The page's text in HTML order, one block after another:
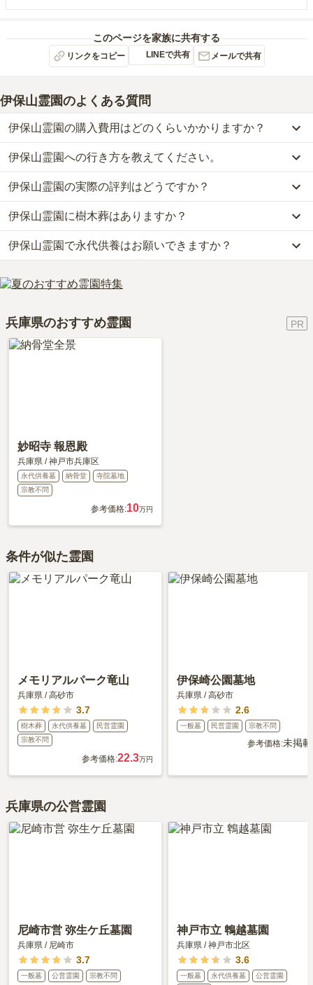
このページを家族に共有する
リンクをコピー LINEで共有 メールで共有
伊保山霊園のよくある質問
伊保山霊園の購入費用はどのくらいかかりますか？
伊保山霊園では、一般墓が約45万円(墓石代別)から、樹木葬が約40
万円から、永代供養墓が約14.3万円からお求めいただけます。
なお、伊保山霊園がある兵庫県の相場は、一般墓が約85万円（墓石
代別途）、樹木葬が約59万円、永代供養墓が約55万円です。
お墓は、価格が高いものがよい、安いものが悪い、という訳ではあ
きる場所を選ぶことです。
伊保山霊園への行き方を教えてください。
公共交通機関の場合、高砂市バスに乗車、「中筋東バス停」下車徒
歩約15分です。
詳しいルートや地図は、本ページの「地図・交通アクセス」欄をご
確認ください。
伊保山霊園の実際の評判はどうですか？
当サイトに寄せられた総合評価は、4.4点です。特に交通利便性が
高く評価されています。
利用者様からは「事前に準備をして持っていきます。車での道中に
イオンや、ホームセンターなど、お買い物しやすい幹線道路が２つ
あります。お食事施設もございませんが、幹線道路に様々な種類が
伊保山霊園に樹木葬はありますか？
はい、伊保山霊園には1種類の樹木葬がございます。
費用は、約40万円からとなっております。
伊保山霊園がある兵庫県の樹木葬の相場価格は、約59万円です。
樹木葬について詳しく知りたい方は『
伊保山霊園で永代供養はお願いできますか？
はい、伊保山霊園は永代供養に対応しています。
費用は、約14.3万円からとなっております。
す。
永代供養について詳しく知りたい方は『
解説！ 』をご覧ください。
兵庫県のおすすめ霊園
妙昭寺 報恩殿
兵庫県 /神戸市兵庫区
永代供養墓 納骨堂
寺院墓地
宗教不問
参考価格:10万円
条件が似た霊園
メモリアルパーク竜山
兵庫県 /高砂市
3.7
樹木葬 永代供養墓
民営霊園
宗教不問
参考価格:22.3万円
伊保崎公園墓地
兵庫県 /高砂市
2.6
一般墓 民営霊園 宗教不問
参考価格:未掲載
兵庫県の公営霊園
尼崎市営 弥生ケ丘墓園
兵庫県 / 尼崎市
3.7
一般墓 公営霊園 宗教不問
神戸市立 鵯越墓園
兵庫県 /神戸市北区
3.6
一般墓 永代供養墓
公営霊園